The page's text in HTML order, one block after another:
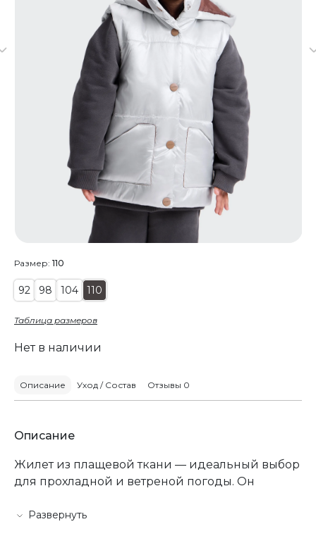
Размер: 110
92 98 104 110
Таблица размеров
Нет в наличии
Описание Уход / Состав Отзывы 0
Описание
Жилет из плащевой ткани — идеальный выбор
для прохладной и ветреной погоды. Он
влаги, обеспечивая хорошую
Развернуть